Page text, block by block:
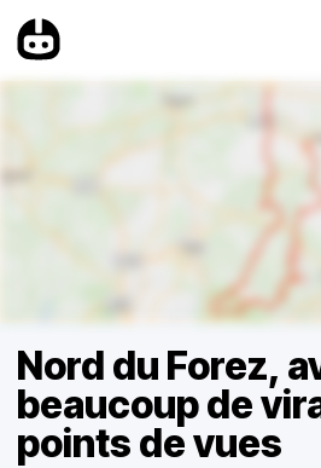
Nord du Forez,
beaucoup de
points de vues